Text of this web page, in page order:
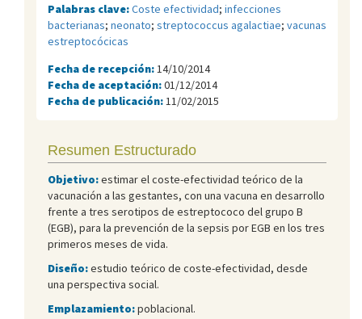
Palabras clave:Coste efectividad; infecciones
bacterianas; neonato; streptococcus agalactiae; vacunas
estreptocócicas
Fecha de recepción: 14/10/2014
Fecha de aceptación:01/12/2014
Fecha de publicación: 11/02/2015
Resumen Estructurado
Objetivo:estimar el coste-efectividad teórico de la
vacunación a las gestantes, con una vacuna en desarrollo
frente a tres serotipos de estreptococo del grupo B
(EGB), para la prevención de la sepsis por EGB en los tres
primeros meses de vida.
Diseño:estudio teórico de coste-efectividad, desde
una perspectiva social.
Emplazamiento:poblacional.